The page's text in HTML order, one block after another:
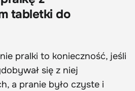
tabletki do
pralki to konieczność, jeśli
się z niej
a pranie było czyste i